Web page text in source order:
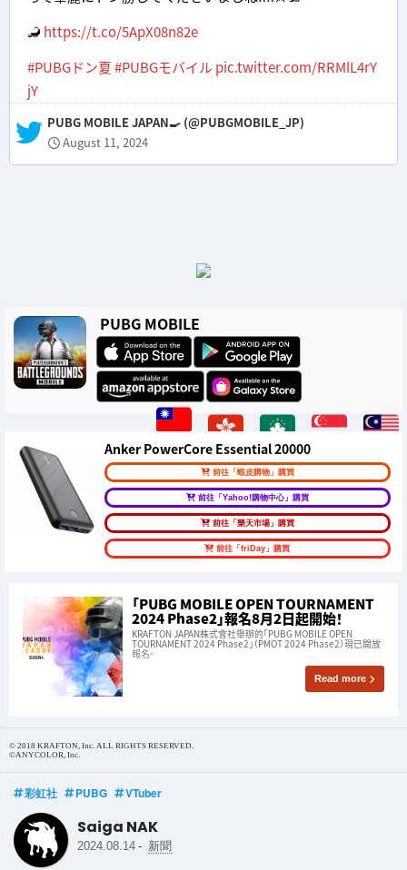
🦂 https://t.co/5ApX08n82e
#PUBGドン夏#PUBGモバイル pic.twitter.com/RRMlL4rY
jY
— PUBG MOBILE JAPAN🍳 (@PUBGMOBILE_JP)
August 11, 2024
PUBG MOBILE
Anker PowerCore Essential 20000
前往「蝦皮購物」購買
前往「Yahoo!購物中心」購買
前往「樂天市場」購買
前往「friDay」購買
「PUBG MOBILE OPEN TOURNAMENT
2024 Phase2」報名8月2日起開始！
KRAFTON JAPAN株式會社舉辦的「PUBG MOBILE OPEN
TOURNAMENT 2024 Phase2」（PMOT 2024 Phase2）現已開放
報名。
Read more
© 2018 KRAFTON, Inc. ALL RIGHTS RESERVED.
©ANYCOLOR, Inc.
彩虹社 PUBG VTuber
Saiga NAK
2024.08.14 - 新聞